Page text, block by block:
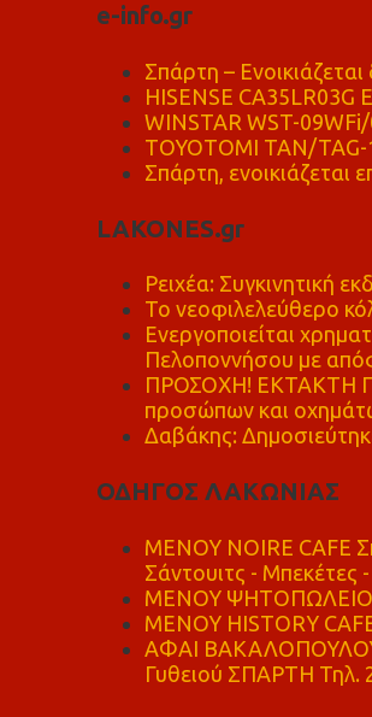
e-info.gr
Σπάρτη –
HISENSE CA35LR03G
WINSTAR WST-
TOYOTOMI TAN/
Σπάρτη, ενοικιάζεται
LAKONES.gr
Ρειχέα: Συγκινητική
Το νεοφιλελεύθερο
Ενεργοποιείται
Πελοποννήσου με
ΠΡΟΣΟΧΗ! ΕΚΤΑΚΤΗ
προσώπων και
Δαβάκης:
ΟΔΗΓΟΣ ΛΑΚΩΝΙΑΣ
MENOY NOIRE
Σάντουιτς - Μπεκέτες -
ΜΕΝΟΥ ΨΗΤΟΠΩΛΕΙΟ
ΜΕΝΟΥ HISTORY
ΑΦΑΙ
Γυθειού ΣΠΑΡΤΗ Τηλ.